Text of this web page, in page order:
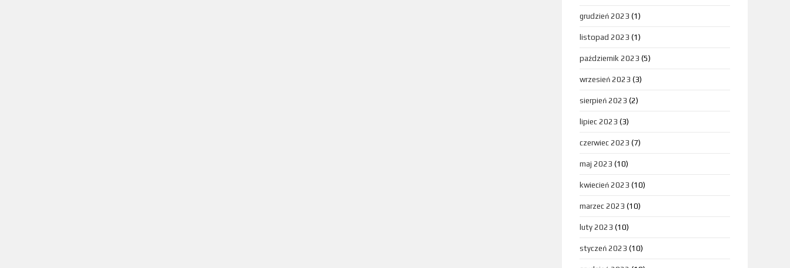
grudzień 2023 (1)
listopad 2023 (1)
październik 2023 (5)
wrzesień 2023 (3)
sierpień 2023 (2)
lipiec 2023 (3)
czerwiec 2023 (7)
maj 2023 (10)
kwiecień 2023 (10)
marzec 2023 (10)
luty 2023 (10)
styczeń 2023 (10)